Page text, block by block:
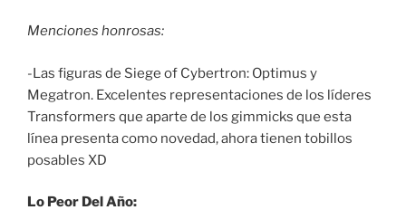
Menciones honrosas:
-Las figuras de Siege of Cybertron: Optimus y
Megatron. Excelentes representaciones de los líderes
Transformers que aparte de los gimmicks que esta
línea presenta como novedad, ahora tienen tobillos
posables XD
Lo Peor Del Año: